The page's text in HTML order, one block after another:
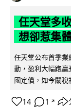
任天堂多
想卻惹集
任天堂公布首季
動，盈利大幅跑
國定價，如今關
14 1 ↗